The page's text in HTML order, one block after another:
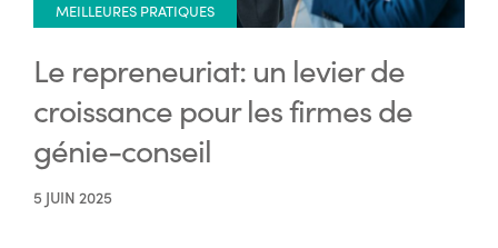
MEILLEURES PRATIQUES
Le repreneuriat: un levier de
croissance pour les firmes de
génie-conseil
5 JUIN 2025